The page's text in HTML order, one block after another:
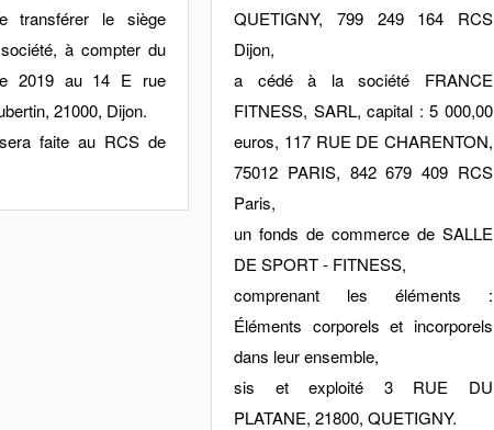
transférer le siège
à compter du
2019 au 14 E rue
21000, Dijon.
faite au RCS de
QUETIGNY, 799 249 164 RCS
Dijon,
a cédé à la société FRANCE
FITNESS, SARL, capital : 5 000,00
euros, 117 RUE DE CHARENTON,
75012 PARIS, 842 679 409 RCS
Paris,
un fonds de commerce de SALLE
DE SPORT - FITNESS,
comprenant les éléments :
Éléments corporels et incorporels
dans leur ensemble,
sis et exploité 3 RUE DU
PLATANE, 21800, QUETIGNY.